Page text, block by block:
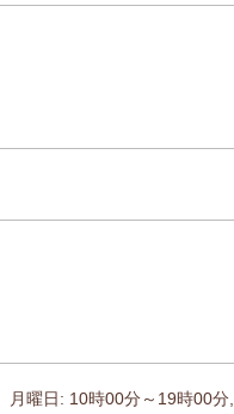
月曜日: 10時00分～19時00分,